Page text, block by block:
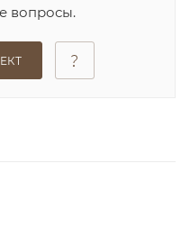
вопросы.